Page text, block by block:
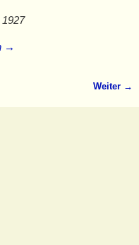
→
Weiter →